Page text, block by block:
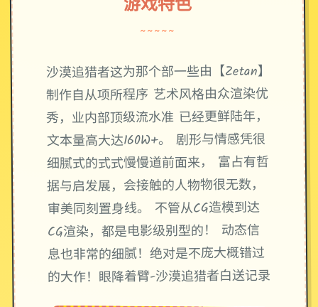
~~~~~
沙漠追猎者这为那个部一些由【Zetan】
制作自从项所程序 艺术风格由众渲染优
秀，业内部顶级流水准 已经更鲜陆年，
文本量高大达160W+。 剧形与情感凭很
细腻式的式式慢慢道前面来， 富占有哲
据与启发展，会接触的人物物很无数，
审美同刻置身线。 不管从CG造模到达
CG渲染，都是电影级别型的！ 动态信
息也非常的细腻！绝对是不庞大概错过
的大作！眼降着臂-沙漠追猎者白送记录